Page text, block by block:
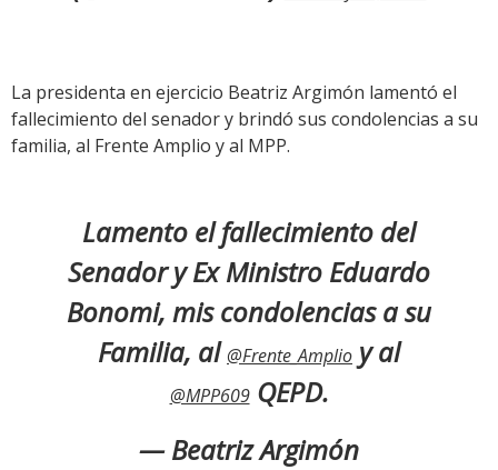
La presidenta en ejercicio Beatriz Argimón lamentó el
fallecimiento del senador y brindó sus condolencias a su
familia, al Frente Amplio y al MPP.
Lamento el fallecimiento del
Senador y Ex Ministro Eduardo
Bonomi, mis condolencias a su
Familia, al@Frente_Amplio y al
@MPP609QEPD.
— Beatriz Argimón